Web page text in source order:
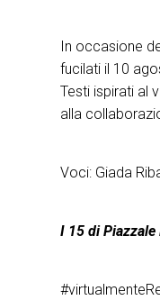
In occasione
fucilati il 10
Testi ispirati al
alla
Voci: Giada
I 15 di Piazzale